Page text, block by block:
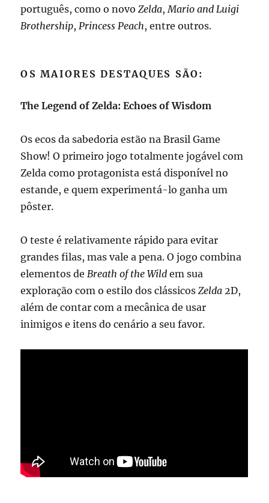
português, como o novoZelda,Mario and Luigi
Brothership,Princess Peach, entre outros.
OS MAIORES DESTAQUES SÃO:
The Legend of Zelda: Echoes of Wisdom
Os ecos da sabedoria estão na Brasil Game
Show! O primeiro jogo totalmente jogável com
Zelda como protagonista está disponível no
estande, e quem experimentá-lo ganha um
pôster.
O teste é relativamente rápido para evitar
grandes filas, mas vale a pena. O jogo combina
elementos deBreath of the Wild em sua
exploração com o estilo dos clássicosZelda 2D,
além de contar com a mecânica de usar
inimigos e itens do cenário a seu favor.